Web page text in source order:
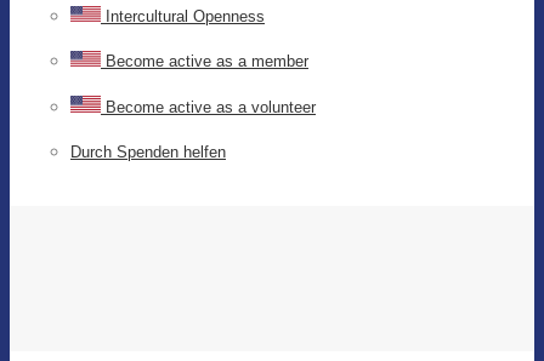
Intercultural Openness
Become active as a member
Become active as a volunteer
Durch Spenden helfen